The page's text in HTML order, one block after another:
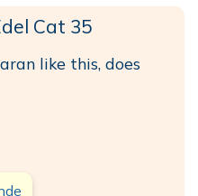
Cat 35
like this, does